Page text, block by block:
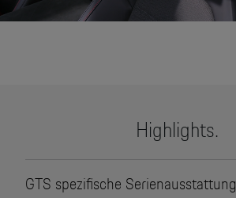
Highlights.
GTS spezifische Serienausstattung